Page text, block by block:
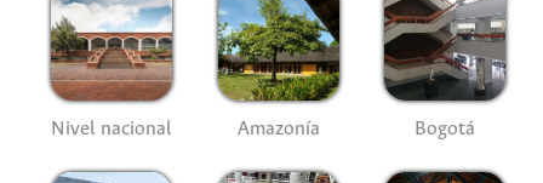
Nivel nacional Amazonía Bogotá